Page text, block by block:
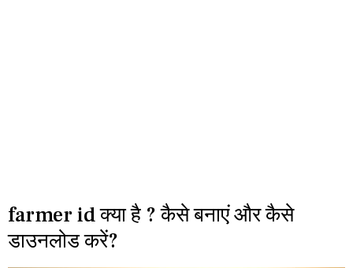
farmer id क्या है ? कैसे बनाएं और कैसे
डाउनलोड करें?